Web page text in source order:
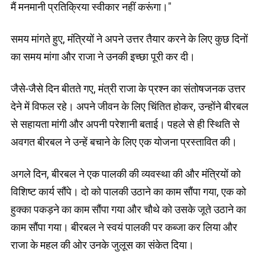
मैं मनमानी प्रतिक्रिया स्वीकार नहीं करूंगा।"
समय मांगते हुए, मंत्रियों ने अपने उत्तर तैयार करने के लिए कुछ दिनों
का समय मांगा और राजा ने उनकी इच्छा पूरी कर दी।
जैसे-जैसे दिन बीतते गए, मंत्री राजा के प्रश्न का संतोषजनक उत्तर
देने में विफल रहे। अपने जीवन के लिए चिंतित होकर, उन्होंने बीरबल
से सहायता मांगी और अपनी परेशानी बताई। पहले से ही स्थिति से
अवगत बीरबल ने उन्हें बचाने के लिए एक योजना प्रस्तावित की।
अगले दिन, बीरबल ने एक पालकी की व्यवस्था की और मंत्रियों को
विशिष्ट कार्य सौंपे। दो को पालकी उठाने का काम सौंपा गया, एक को
हुक्का पकड़ने का काम सौंपा गया और चौथे को उसके जूते उठाने का
काम सौंपा गया। बीरबल ने स्वयं पालकी पर कब्जा कर लिया और
राजा के महल की ओर उनके जुलूस का संकेत दिया।